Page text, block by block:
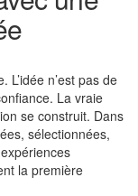
n’est pas de
La vraie
se construit. Dans
sélectionnées,
la première